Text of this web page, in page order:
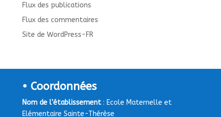
Flux des publications
Flux des commentaires
Site de WordPress-FR
• Coordonnées
Nom de l’établissement: Ecole Maternelle et
Elémentaire Sainte-Thérèse